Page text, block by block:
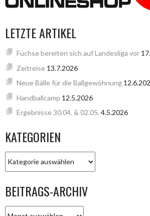
LETZTE ARTIKEL
Füchse bereiten sich auf Landesliga vor
Zeitreise 13.7.2026
Neue Bälle für die Ballgewöhnung
Handballcamp 12.5.2026
Ergebnisse 30.04. & 02.05. 4.5.2026
KATEGORIEN
BEITRAGS-ARCHIV